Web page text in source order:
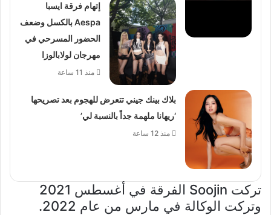
إتهام فرقة ايسبا
Aespa بالكسل وضعف
الحضور المسرحي في
مهرجان لولابالوزا
منذ 11 ساعة
بلاك بينك جيني تتعرض للهجوم بعد تصريحها
‘ريهانا ملهمة جداً بالنسبة لي’
منذ 12 ساعة
تركت Soojin الفرقة في أغسطس 2021
وتركت الوكالة في مارس من عام 2022.